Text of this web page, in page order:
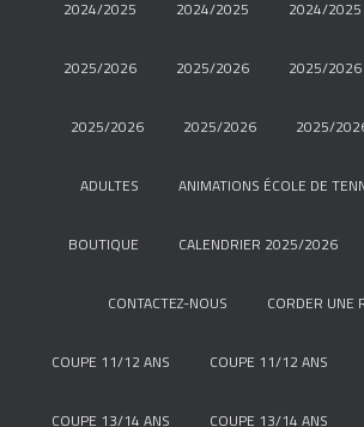
2024/2025 2024/2025 2024/2025
2025/2026 2025/2026 2025/2026
2025/2026 2025/2026 2025/
ADULTES ANIMATIONS ÉCOLE DE
BOUTIQUE CALENDRIER 2025/2026
CONTACTEZ-NOUS CORDER UNE
COUPE 11/12 ANS COUPE 11/12 ANS
COUPE 13/14 ANS COUPE 13/14 ANS